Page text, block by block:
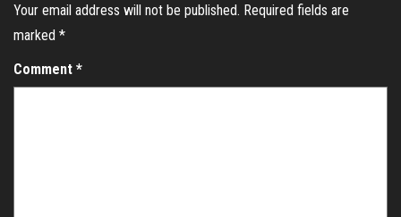
Your email address will not be published. Required fields are
marked *
Comment *